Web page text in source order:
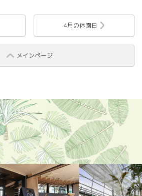
メインページ
4月の休園日